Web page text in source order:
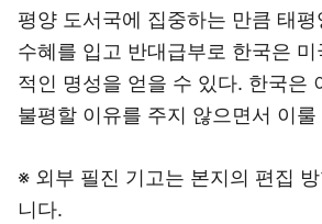
평양 도서국에 집중하는 만큼 태평
수혜를 입고 반대급부로 한국은
적인 명성을 얻을 수 있다. 한국은
불평할 이유를 주지 않으면서 이
※ 외부 필진 기고는 본지의 편집
니다.